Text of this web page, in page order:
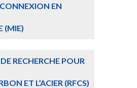
EN
(MIE)
RECHERCHE POUR
ET L’ACIER (RFCS)